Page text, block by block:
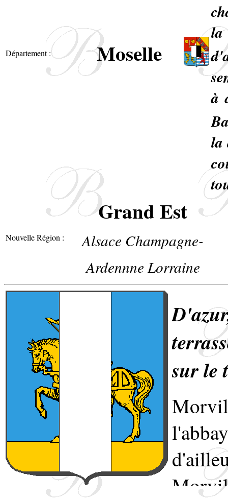
Département : Moselle
la
à
la
Nouvelle Région :
Grand Est
Alsace Champagne-
Ardennne Lorraine
sur le